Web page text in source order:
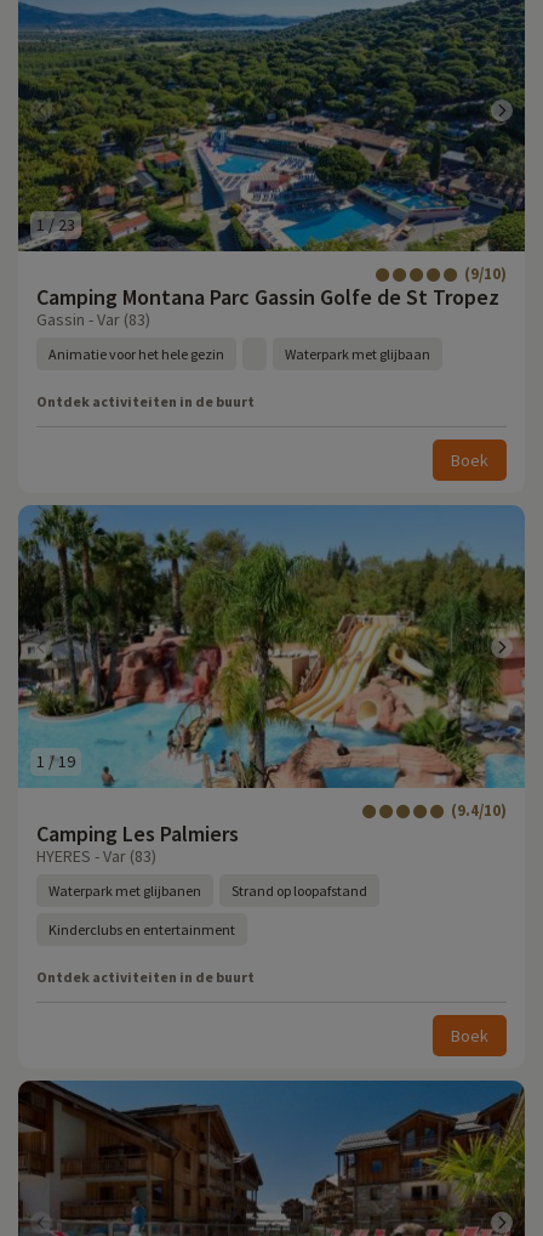
1 /23
Camping Montana Parc Gassin Golfe de St Tropez
(9/10)
Gassin - Var (83)
Animatie voor het hele gezin Waterpark met glijbaan
Ontdek activiteiten in de buurt
Boek
1 /19
Camping Les Palmiers
(9.4/10)
HYERES - Var (83)
Waterpark met glijbanen Strand op loopafstand
Kinderclubs en entertainment
Ontdek activiteiten in de buurt
Boek